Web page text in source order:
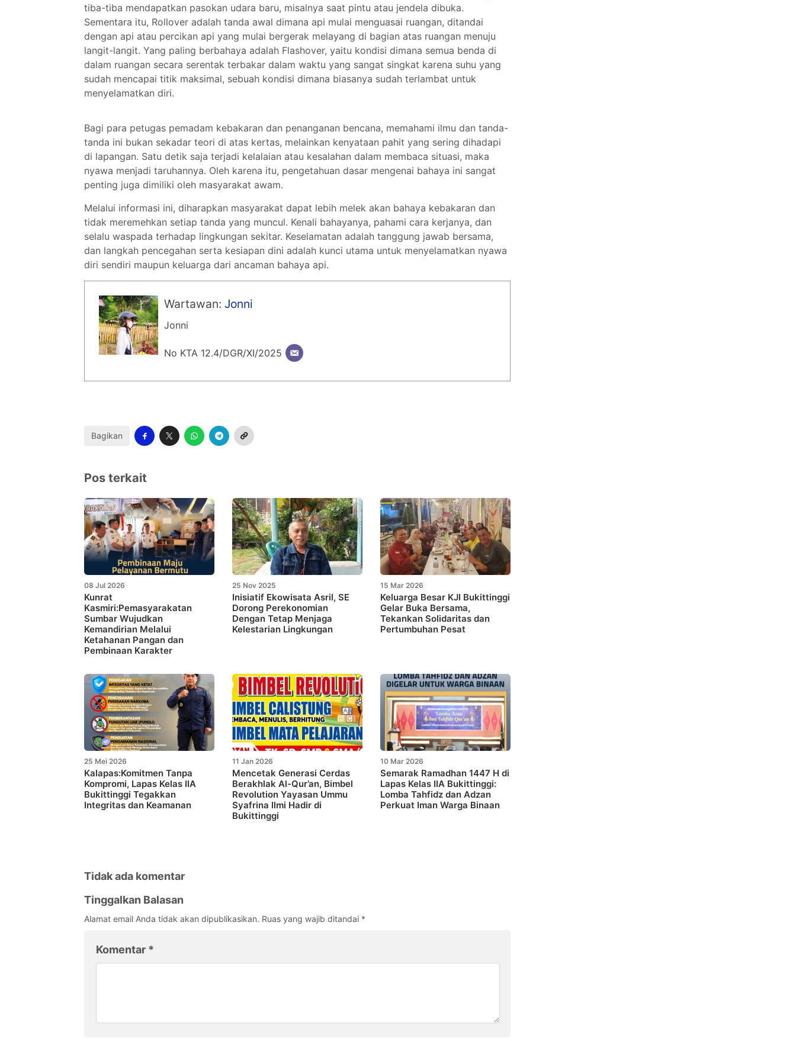
tiba-tiba mendapatkan pasokan udara baru, misalnya saat pintu atau jendela dibuka.
Sementara itu, Rollover adalah tanda awal dimana api mulai menguasai ruangan, ditandai
dengan api atau percikan api yang mulai bergerak melayang di bagian atas ruangan menuju
langit-langit. Yang paling berbahaya adalah Flashover, yaitu kondisi dimana semua benda di
dalam ruangan secara serentak terbakar dalam waktu yang sangat singkat karena suhu yang
sudah mencapai titik maksimal, sebuah kondisi dimana biasanya sudah terlambat untuk
menyelamatkan diri.
Bagi para petugas pemadam kebakaran dan penanganan bencana, memahami ilmu dan tanda-
tanda ini bukan sekadar teori di atas kertas, melainkan kenyataan pahit yang sering dihadapi
di lapangan. Satu detik saja terjadi kelalaian atau kesalahan dalam membaca situasi, maka
nyawa menjadi taruhannya. Oleh karena itu, pengetahuan dasar mengenai bahaya ini sangat
penting juga dimiliki oleh masyarakat awam.
Melalui informasi ini, diharapkan masyarakat dapat lebih melek akan bahaya kebakaran dan
tidak meremehkan setiap tanda yang muncul. Kenali bahayanya, pahami cara kerjanya, dan
selalu waspada terhadap lingkungan sekitar. Keselamatan adalah tanggung jawab bersama,
dan langkah pencegahan serta kesiapan dini adalah kunci utama untuk menyelamatkan nyawa
diri sendiri maupun keluarga dari ancaman bahaya api.
Wartawan: Jonni
Jonni
No KTA 12.4/DGR/XI/2025
Bagikan
Pos terkait
08 Jul 2026
Kunrat
Kasmiri:Pemasyarakatan
Sumbar Wujudkan
Kemandirian Melalui
Ketahanan Pangan dan
Pembinaan Karakter
25 Nov 2025
Inisiatif Ekowisata Asril, SE
Dorong Perekonomian
Dengan Tetap Menjaga
Kelestarian Lingkungan
15 Mar 2026
Keluarga Besar KJI Bukittinggi
Gelar Buka Bersama,
Tekankan Solidaritas dan
Pertumbuhan Pesat
25 Mei 2026
Kalapas:Komitmen Tanpa
Kompromi, Lapas Kelas IIA
Bukittinggi Tegakkan
Integritas dan Keamanan
11 Jan 2026
Mencetak Generasi Cerdas
Berakhlak Al-Qur’an, Bimbel
Revolution Yayasan Ummu
Syafrina Ilmi Hadir di
Bukittinggi
10 Mar 2026
Semarak Ramadhan 1447 H di
Lapas Kelas IIA Bukittinggi:
Lomba Tahfidz dan Adzan
Perkuat Iman Warga Binaan
Tidak ada komentar
Tinggalkan Balasan
Alamat email Anda tidak akan dipublikasikan. Ruas yang wajib ditandai *
Komentar *